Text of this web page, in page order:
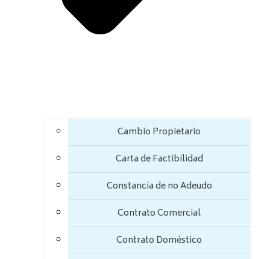
Cambio Propietario
Carta de Factibilidad
Constancia de no Adeudo
Contrato Comercial
Contrato Doméstico